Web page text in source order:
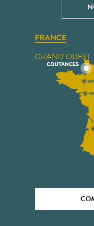
FRANCE
GRAND OUEST